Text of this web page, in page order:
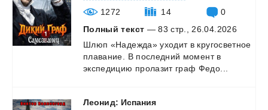
1272
14
0
Полный текст — 83 стр., 26.04.2026
Шлюп «Надежда» уходит в кругосветное
плавание.
В последний момент в
экспедицию пролазит граф Федо...
Леонид: Испания